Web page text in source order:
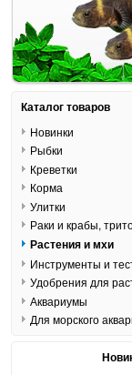
Каталог товаров
Новинки
Рыбки
Креветки
Корма
Улитки
Раки и крабы,
Растения и мхи
Инструменты и
Удобрения для
Аквариумы
Для морского